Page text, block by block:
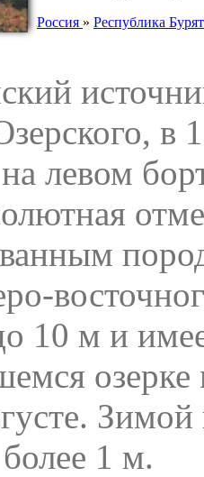
Россия » Республика
в
левом
10 м и
Зимой
1 м.